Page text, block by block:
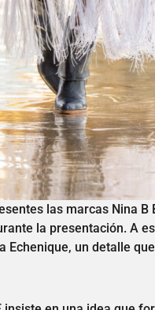
las marcas Nina
la presentación. A
Echenique, un detalle